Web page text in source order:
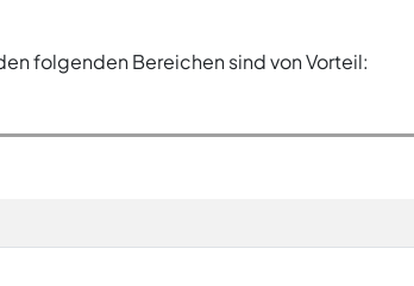
folgenden Bereichen sind von Vorteil: